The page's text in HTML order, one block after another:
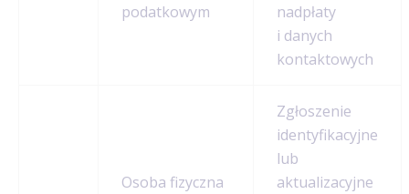
podatkowym
nadpłaty
i danych
kontaktowych
Osoba fizyczna
Zgłoszenie
identyfikacyjne
lub
aktualizacyjne